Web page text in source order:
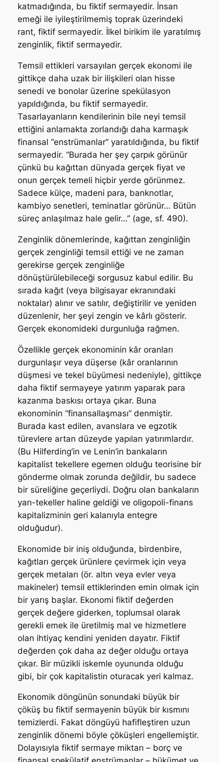
katmadığında, bu fiktif sermayedir. İnsan
emeği ile iyileştirilmemiş toprak üzerindeki
rant, fiktif sermayedir. İlkel birikim ile yaratılmış
zenginlik, fiktif sermayedir.
Temsil ettikleri varsayılan gerçek ekonomi ile
gittikçe daha uzak bir ilişkileri olan hisse
senedi ve bonolar üzerine spekülasyon
yapıldığında, bu fiktif sermayedir.
Tasarlayanların kendilerinin bile neyi temsil
ettiğini anlamakta zorlandığı daha karmaşık
finansal “enstrümanlar” yaratıldığında, bu fiktif
sermayedir. “Burada her şey çarpık görünür
çünkü bu kağıttan dünyada gerçek fiyat ve
onun gerçek temeli hiçbir yerde görünmez.
Sadece külçe, madeni para, banknotlar,
kambiyo senetleri, teminatlar görünür… Bütün
süreç anlaşılmaz hale gelir…” (age, sf. 490).
Zenginlik dönemlerinde, kağıttan zenginliğin
gerçek zenginliği temsil ettiği ve ne zaman
gerekirse gerçek zenginliğe
dönüştürülebileceği sorgusuz kabul edilir. Bu
sırada kağıt (veya bilgisayar ekranındaki
noktalar) alınır ve satılır, değiştirilir ve yeniden
düzenlenir, her şeyi zengin ve kârlı gösterir.
Gerçek ekonomideki durgunluğa rağmen.
Özellikle gerçek ekonominin kâr oranları
durgunlaşır veya düşerse (kâr oranlarının
düşmesi ve tekel büyümesi nedeniyle), gittikçe
daha fiktif sermayeye yatırım yaparak para
kazanma baskısı ortaya çıkar. Buna
ekonominin “finansallaşması” denmiştir.
Burada kast edilen, avanslara ve egzotik
türevlere artan düzeyde yapılan yatırımlardır.
(Bu Hilferding’in ve Lenin’in bankaların
kapitalist tekellere egemen olduğu teorisine bir
gönderme olmak zorunda değildir, bu sadece
bir süreliğine geçerliydi. Doğru olan bankaların
yarı-tekeller haline geldiği ve oligopoli-finans
kapitalizminin geri kalanıyla entegre
olduğudur).
Ekonomide bir iniş olduğunda, birdenbire,
kağıtları gerçek ürünlere çevirmek için veya
gerçek metaları (ör. altın veya evler veya
makineler) temsil ettiklerinden emin olmak için
bir yarış başlar. Ekonomi fiktif değerden
gerçek değere giderken, toplumsal olarak
gerekli emek ile üretilmiş mal ve hizmetlere
olan ihtiyaç kendini yeniden dayatır. Fiktif
değerden çok daha az değer olduğu ortaya
çıkar. Bir müzikli iskemle oyununda olduğu
gibi, bir çok kapitalistin oturacak yeri kalmaz.
Ekonomik döngünün sonundaki büyük bir
çöküş bu fiktif sermayenin büyük bir kısmını
temizlerdi. Fakat döngüyü hafifleştiren uzun
zenginlik dönemi böyle çöküşleri engellemiştir.
Dolayısıyla fiktif sermaye miktarı – borç ve